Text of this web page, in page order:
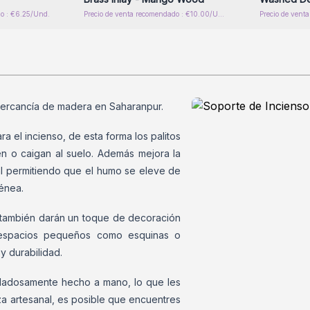
: €6.25/Und. Precio de
de madera en Saharanpur.
el incienso, de esta forma los palitos
o caigan al suelo. Además mejora la
que el humo se eleve de
darán un toque de decoración
pequeños como esquinas o
durabilidad.
hecho a mano, lo que les
artesanal, es posible que encuentres